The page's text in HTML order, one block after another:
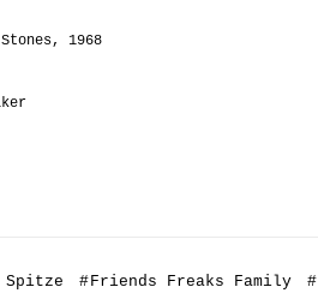
1968
Spitze #Friends Freaks Family #